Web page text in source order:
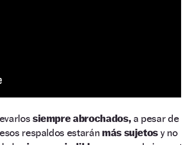
siempre abrochados, a pesar de
respaldos estarán más sujetos y no